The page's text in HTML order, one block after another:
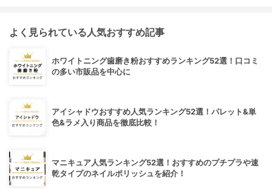
よく見られている人気おすすめ記事
ホワイトニング歯磨き粉おすすめランキング52選！口コミ
の多い市販品を中心に
アイシャドウおすすめ人気ランキング52選！パレット&単
色&ラメ入り商品を徹底比較！
マニキュア人気ランキング52選！おすすめのプチプラや速
乾タイプのネイルポリッシュを紹介！